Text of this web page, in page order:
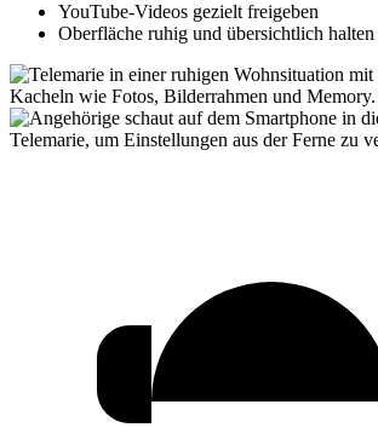
YouTube-Videos gezielt freigeben
Oberfläche ruhig und übersichtlich halten